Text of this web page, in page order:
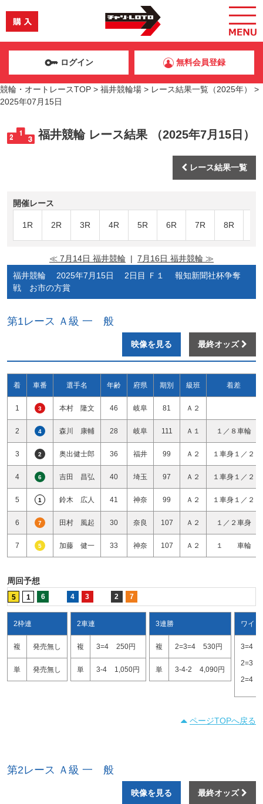
ログイン 無料会員登録
競輪・オートレースTOP > 福井競輪場 > レース結果一覧（2025年）
>
2025年07月15日
福井競輪 レース結果 （2025年7月15日）
レース結果一覧
開催レース
1R 2R 3R 4R 5R 6R 7R 8R
≪ 7月14日 福井競輪 | 7月16日 福井競輪 ≫
福井競輪 2025年7月15日 2日目 Ｆ１ 報知新聞社杯争奪
戦 お市の方賞
第1レース Ａ級 一 般
映像を見る 最終オッズ
着 車番 選手名 年齢 府県 期別 級班 着差
1 3 本村 隆文 46 岐阜 81 Ａ２
2 4 森川 康輔 28 岐阜 111 Ａ１ １／８車輪
3 2 奥出健士郎 36 福井 99 Ａ２ １車身１／２
4 6 吉田 昌弘 40 埼玉 97 Ａ２ １車身１／２
5 1 鈴木 広人 41 神奈 99 Ａ２ １車身１／２
6 7 田村 風起 30 奈良 107 Ａ２ １／２車身
7 5 加藤 健一 33 神奈 107 Ａ２ １ 車輪
周回予想
5 1 6 4 3 2 7
2枠連
複 発売無し
単 発売無し
2車連
複 3=4 250円
単 3-4 1,050円
3連勝
複 2=3=4 530円
単 3-4-2 4,090円
ワイド
3=4
2=3
2=4
ページTOPへ戻る
第2レース Ａ級 一 般
映像を見る 最終オッズ